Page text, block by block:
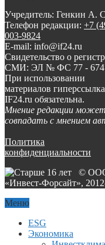
Учредитель: Генкин А.
Телефон редакции: +7
003-9824
E-mail: info@if24.ru
Свидетельство о
СМИ: ЭЛ № ФС 77 -
При использовании
материалов
IF24.ru обязательна.
Мнение редакции
совпадать с мнением
Политика
конфиденциальности
©
«Инвест-Форсайт»,
Меню
ESG
Экономика